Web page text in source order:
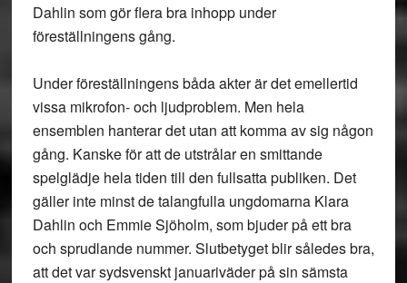
Dahlin som gör flera bra inhopp under
föreställningens gång.
Under föreställningens båda akter är det emellertid
vissa mikrofon- och ljudproblem. Men hela
ensemblen hanterar det utan att komma av sig någon
gång. Kanske för att de utstrålar en smittande
spelglädje hela tiden till den fullsatta publiken. Det
gäller inte minst de talangfulla ungdomarna Klara
Dahlin och Emmie Sjöholm, som bjuder på ett bra
och sprudlande nummer. Slutbetyget blir således bra,
att det var sydsvenskt januariväder på sin sämsta